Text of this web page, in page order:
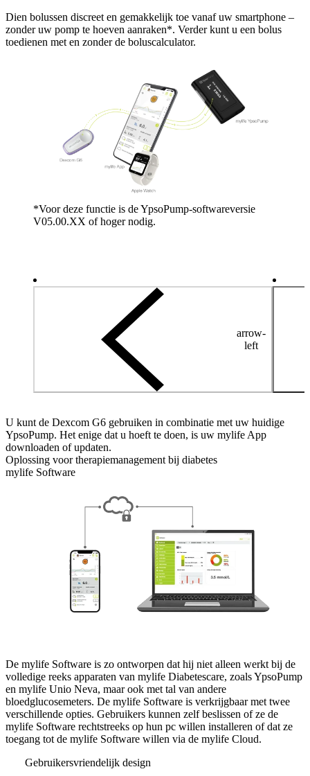
Dien bolussen discreet en gemakkelijk toe vanaf uw smartphone –
zonder uw pomp te hoeven aanraken*. Verder kunt u een bolus
toedienen met en zonder de boluscalculator.
*Voor deze functie is de YpsoPump-softwareversie
V05.00.XX of hoger nodig.
arrow-
left
U kunt de Dexcom G6 gebruiken in combinatie met uw huidige
YpsoPump. Het enige dat u hoeft te doen, is uw mylife App
downloaden of updaten.
Oplossing voor therapiemanagement bij diabetes
mylife Software
De mylife Software is zo ontworpen dat hij niet alleen werkt bij de
volledige reeks apparaten van mylife Diabetescare, zoals YpsoPump
en mylife Unio Neva, maar ook met tal van andere
bloedglucosemeters. De mylife Software is verkrijgbaar met twee
verschillende opties. Gebruikers kunnen zelf beslissen of ze de
mylife Software rechtstreeks op hun pc willen installeren of dat ze
toegang tot de mylife Software willen via de mylife Cloud.
Gebruikersvriendelijk design